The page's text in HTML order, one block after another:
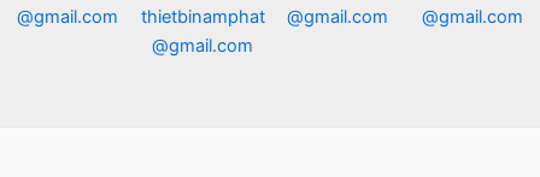
@gmail.com
thietbinamphat
@gmail.com
@gmail.com
@gmail.com